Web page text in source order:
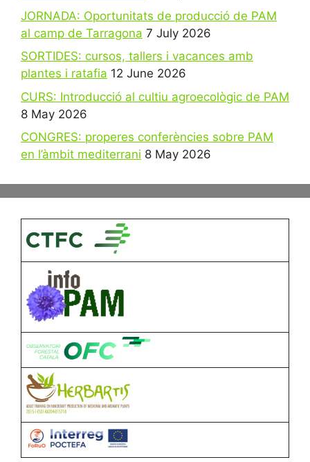
JORNADA: Oportunitats de producció de PAM
al camp de Tarragona 7 July 2026
SORTIDES: cursos, tallers i vacances amb
plantes i ratafia 12 June 2026
CURS: Introducció al cultiu agroecològic de PAM
8 May 2026
CONGRES: properes conferències sobre PAM
en l’àmbit mediterrani 8 May 2026